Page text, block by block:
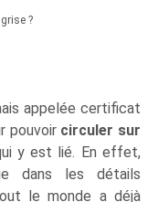
?
appelée certificat
pouvoir circuler sur
y est lié. En effet,
dans les détails
le monde a déjà